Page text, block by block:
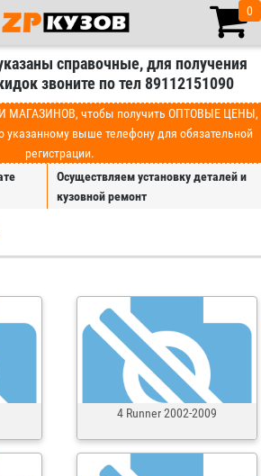
0
справочные, для получения
звоните по тел 89112151090
МАГАЗИНОВ, чтобы получить ОПТОВЫЕ ЦЕНЫ,
указанному выше телефону для обязательной
регистрации.
Осуществляем установку деталей и
кузовной ремонт
4 Runner 2002-2009